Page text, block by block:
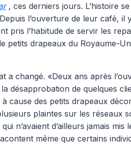
, ces derniers jours. L’histoire
l’ouverture de leur café, il
pris l’habitude de servir les
petits drapeaux du Royaume-
a changé. «Deux ans après
désapprobation de quelques
cause des petits drapeaux
plaintes sur les réseaux
n’avaient d’ailleurs jamais mis
même que certains